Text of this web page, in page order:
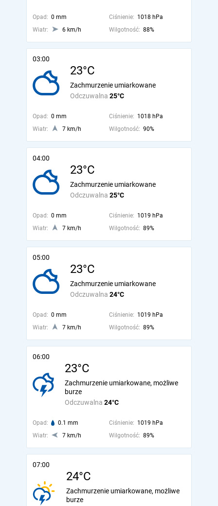
Opad: 0 mm Ciśnienie: 1018 hPa
Wiatr:
6 km/h Wilgotność: 88%
03:00
23°C
Odczuwalna 25°C
Zachmurzenie umiarkowane
Opad: 0 mm Ciśnienie: 1018 hPa
Wiatr:
7 km/h Wilgotność: 90%
04:00
23°C
Odczuwalna 25°C
Zachmurzenie umiarkowane
Opad: 0 mm Ciśnienie: 1019 hPa
Wiatr:
7 km/h Wilgotność: 89%
05:00
23°C
Odczuwalna 24°C
Zachmurzenie umiarkowane
Opad: 0 mm Ciśnienie: 1019 hPa
Wiatr:
7 km/h Wilgotność: 89%
06:00
23°C
Odczuwalna 24°C
Zachmurzenie umiarkowane, możliwe
burze
Opad: 0.1 mm Ciśnienie: 1019 hPa
Wiatr:
7 km/h Wilgotność: 89%
07:00
24°C
Zachmurzenie umiarkowane, możliwe
burze